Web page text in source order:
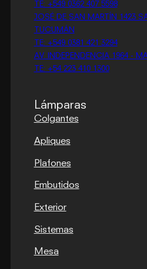
TE: +549 0362 407 5598
JOSÉ DE SAN MARTÍN 1423
TUCUMÁN
TE: +549 0381 421 3294
AV. INDEPENDENCIA 1964 -
TE: +54 223 410 1300
Lámparas
Colgantes
Apliques
Plafones
Embutidos
Exterior
Sistemas
Mesa